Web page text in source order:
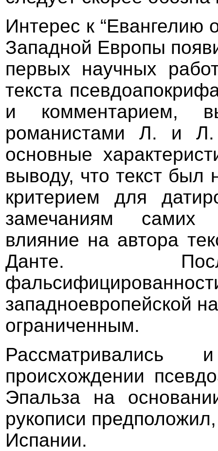
Интерес к “Евангелию
Западной Европы
первых научных
текста
и комментарием,
романистами Л. и Л.
основные
выводу, что текст
критерием для
замечаниям самих
влияние на автора
Данте.
западноевропейской
ограниченным.
происхождении
Эпальза на
рукописи
Испании.